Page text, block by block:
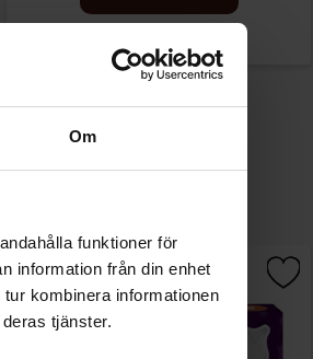
Om
funktioner för
information från din enhet
kombinera informationen
tjänster.
-72%